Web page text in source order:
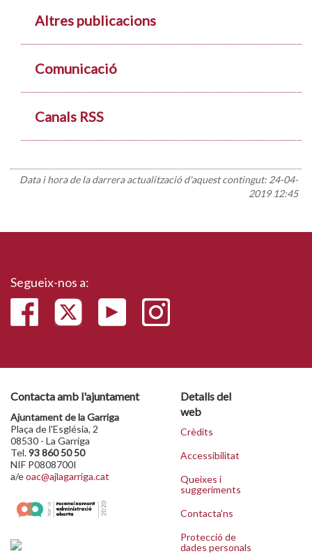
Altres publicacions
Comunicació
Canals RSS
Data i hora de la darrera actualització d'aquest contingut: 24-04-
2019 12:45
Segueix-nos a:
Contacta amb l'ajuntament
Ajuntament de la Garriga
Plaça de l'Església, 2
08530 - La Garriga
Tel.93 860 50 50
NIF P0808700I
a/eoac@ajlagarriga.cat
Detalls del
web
Crèdits
Accessibilitat
Queixes i
suggeriments
Contacta'ns
Protecció de
dades personals